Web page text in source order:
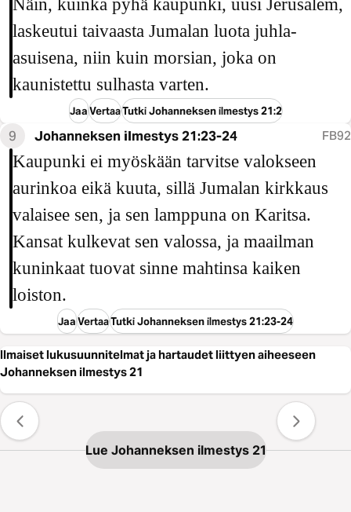
Näin, kuinka pyhä kaupunki, uusi Jerusalem,
laskeutui taivaasta Jumalan luota juhla-
asuisena, niin kuin morsian, joka on
kaunistettu sulhasta varten.
JaaVertaaTutki Johanneksen ilmestys 21:2
9 Johanneksen ilmestys 21:23-24 FB92
Kaupunki ei myöskään tarvitse valokseen
aurinkoa eikä kuuta, sillä Jumalan kirkkaus
valaisee sen, ja sen lamppuna on Karitsa.
Kansat kulkevat sen valossa, ja maailman
kuninkaat tuovat sinne mahtinsa kaiken
loiston.
JaaVertaaTutki Johanneksen ilmestys 21:23-24
Ilmaiset lukusuunnitelmat ja hartaudet liittyen aiheeseen
Johanneksen ilmestys 21
Lue Johanneksen ilmestys 21